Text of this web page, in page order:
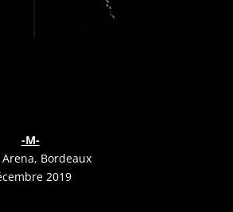
-M-
Bordeaux
2019